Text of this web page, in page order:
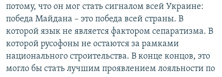
потому, что он мог стать сигналом всей Украине:
победа Майдана – это победа всей страны. В
которой язык не является фактором сепаратизма. В
которой русофоны не остаются за рамками
национального строительства. В конце концов, это
могло бы стать лучшим проявлением лояльности по